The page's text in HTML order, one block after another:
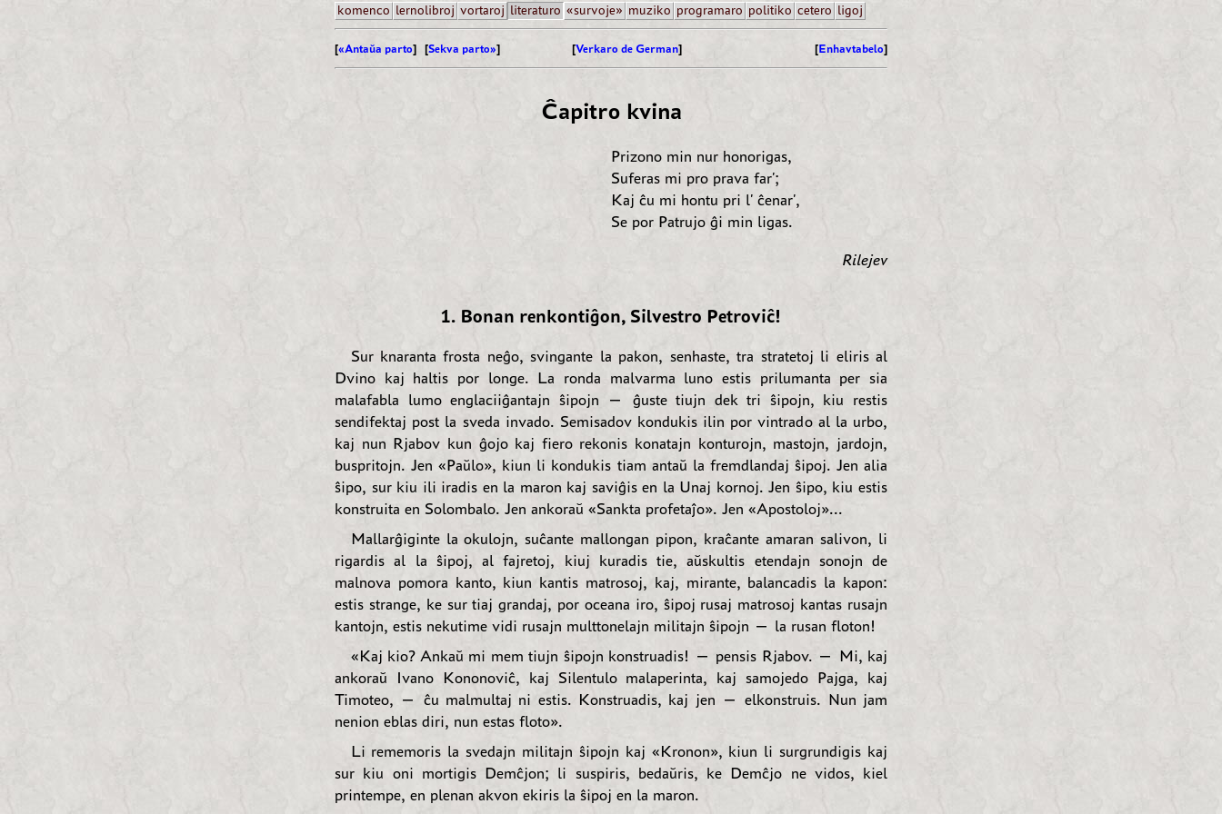
komenco lernolibroj vortaroj literaturo «survoje» muziko programaro politiko cetero ligoj
[«Antaŭa parto] [Sekva parto»] [Verkaro de German] [Enhavtabelo]
Ĉapitro kvina
Prizono min nur honorigas,
Suferas mi pro prava far';
Kaj ĉu mi hontu pri l' ĉenar',
Se por Patrujo ĝi min ligas.
Rilejev
1. Bonan renkontiĝon, Silvestro Petroviĉ!
Sur knaranta frosta neĝo, svingante la pakon, senhaste, tra stratetoj li eliris al
Dvino kaj haltis por longe. La ronda malvarma luno estis prilumanta per sia
malafabla lumo englaciiĝantajn ŝipojn — ĝuste tiujn dek tri ŝipojn, kiu restis
sendifektaj post la sveda invado. Semisadov kondukis ilin por vintrado al la urbo,
kaj nun Rjabov kun ĝojo kaj fiero rekonis konatajn konturojn, mastojn, jardojn,
buspritojn. Jen «Paŭlo», kiun li kondukis tiam antaŭ la fremdlandaj ŝipoj. Jen alia
ŝipo, sur kiu ili iradis en la maron kaj saviĝis en la Unaj kornoj. Jen ŝipo, kiu estis
konstruita en Solombalo. Jen ankoraŭ «Sankta profetaĵo». Jen «Apostoloj»...
Mallarĝiginte la okulojn, suĉante mallongan pipon, kraĉante amaran salivon, li
rigardis al la ŝipoj, al fajretoj, kiuj kuradis tie, aŭskultis etendajn sonojn de
malnova pomora kanto, kiun kantis matrosoj, kaj, mirante, balancadis la kapon:
estis strange, ke sur tiaj grandaj, por oceana iro, ŝipoj rusaj matrosoj kantas rusajn
kantojn, estis nekutime vidi rusajn multtonelajn militajn ŝipojn — la rusan floton!
«Kaj kio? Ankaŭ mi mem tiujn ŝipojn konstruadis! — pensis Rjabov. — Mi, kaj
ankoraŭ Ivano Kononoviĉ, kaj Silentulo malaperinta, kaj samojedo Pajga, kaj
Timoteo, — ĉu malmultaj ni estis. Konstruadis, kaj jen — elkonstruis. Nun jam
nenion eblas diri, nun estas floto».
Li rememoris la svedajn militajn ŝipojn kaj «Kronon», kiun li surgrundigis kaj
sur kiu oni mortigis Demĉjon; li suspiris, bedaŭris, ke Demĉjo ne vidos, kiel
printempe, en plenan akvon ekiris la ŝipoj en la maron.